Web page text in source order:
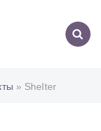
» Shelter